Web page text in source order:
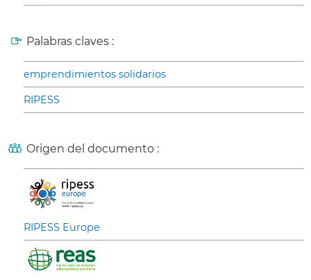
Palabras claves :
emprendimientos solidarios
RIPESS
Origen del documento :
RIPESS Europe